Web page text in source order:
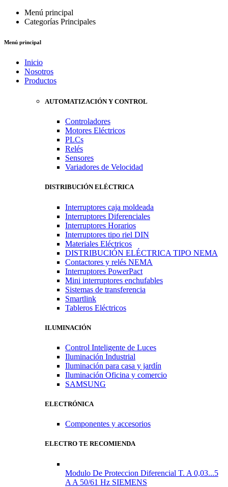
Menú principal
Categorías Principales
Menú principal
Inicio
Nosotros
Productos
AUTOMATIZACIÓN Y CONTROL
Controladores
Motores Eléctricos
PLCs
Relés
Sensores
Variadores de Velocidad
DISTRIBUCIÓN ELÉCTRICA
Interruptores caja moldeada
Interruptores Diferenciales
Interruptores Horarios
Interruptores tipo riel DIN
Materiales Eléctricos
DISTRIBUCIÓN ELÉCTRICA TIPO NEMA
Contactores y relés NEMA
Interruptores PowerPact
Mini interruptores enchufables
Sistemas de transferencia
Smartlink
Tableros Eléctricos
ILUMINACIÓN
Control Inteligente de Luces
Iluminación Industrial
Iluminación para casa y jardín
Iluminación Oficina y comercio
SAMSUNG
ELECTRÓNICA
Componentes y accesorios
ELECTRO TE RECOMIENDA
Modulo De Proteccion Diferencial T. A 0,03...5
A A 50/61 Hz SIEMENS